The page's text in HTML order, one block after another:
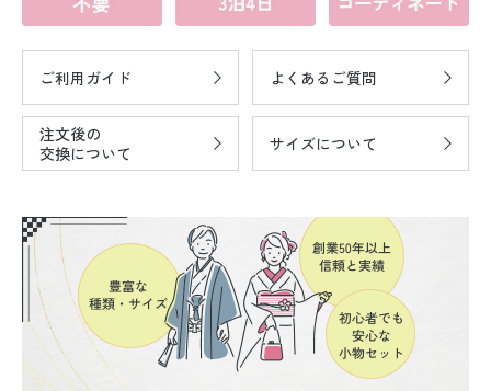
ご利用ガイド よくあるご質問
注文後の
交換について
サイズについて